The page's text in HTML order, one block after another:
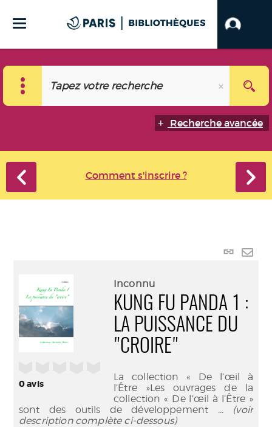
Recherche avancée
Comment s'inscrire ?
Lien
0avis
Inconnu
KUNG FU PANDA 1 :
LA PUISSANCE DU
"CROIRE"
La collection « De l’œil à
l’Être »Les ouvrages de la
collection « De l’œil à l’Être »
sont des outils de développement ... (voir
description complète ci-dessous)